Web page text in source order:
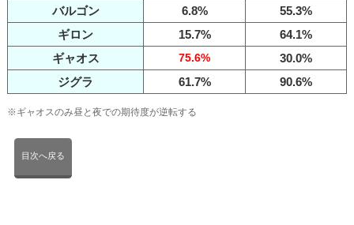
バルゴン
6.8%
55.3%
ギロン
15.7%
64.1%
ギャオス
75.6%
30.0%
ジグラ
61.7% 90.6%
※ギャオスのみ昼と夜での期待度が逆転する
目次へ戻る